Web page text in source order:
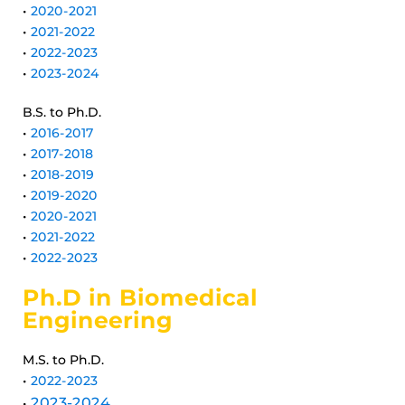
• 2020-2021
• 2021-2022
• 2022-2023
• 2023-2024
B.S. to Ph.D.
• 2016-2017
• 2017-2018
• 2018-2019
• 2019-2020
• 2020-2021
• 2021-2022
• 2022-2023
Ph.D in Biomedical
Engineering
M.S. to Ph.D.
• 2022-2023